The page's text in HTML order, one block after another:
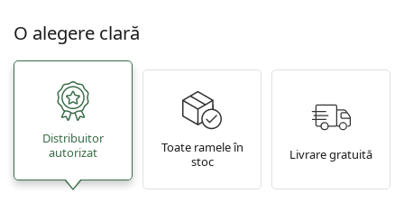
O alegere clară
Distribuitor
autorizat
Toate ramele în
stoc
Livrare gratuită